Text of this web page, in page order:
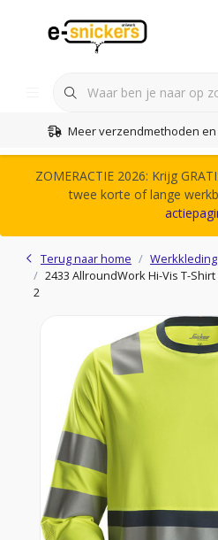
Meer verzendmethoden
ZOMERACTIE 2026: Krijg
twee korte of lange
Terug naar home
Werkkleding
2433 AllroundWork Hi-Vis T-
2